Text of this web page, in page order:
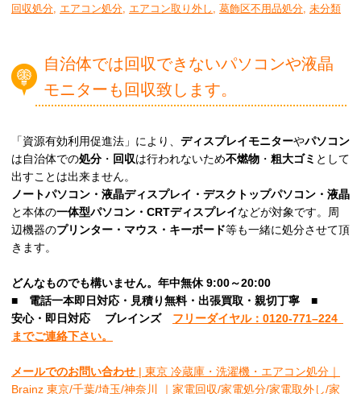
回収処分, エアコン処分, エアコン取り外し , 葛飾区不用品処分, 未分類
自治体では回収できないパソコンや液晶
モニターも回収致します。
「資源有効利用促進法」により、 ディスプレイモニターやパソコン
は自治体での処分 ・ 回収は行われないため不燃物 ・ 粗大ゴミ として
出すことは出来ません。
ノートパソコン・液晶ディスプレイ・デスクトップパソコン・液晶
と本体の一体型パソコン・CRTディスプレイなどが対象です。周
辺機器のプリンター・マウス・キーボード等も一緒に処分させて頂
きます。
どんなものでも構いません。年中無休 9:00～20:00
■ 電話一本即日対応・見積り無料・出張買取・親切丁寧 ■
安心・即日対応 ブレインズ フリーダイヤル：0120-771–224
までご連絡下さい。
メールでのお問い合わせ | 東京 冷蔵庫・洗濯機・エアコン処分｜
Brainz 東京/千葉/埼玉/神奈川 ｜家電回収/家電処分/家電取外し/家